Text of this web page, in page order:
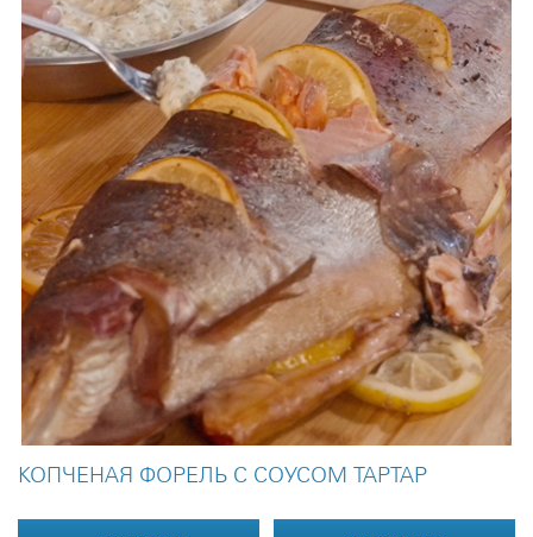
КОПЧЕНАЯ ФОРЕЛЬ С СОУСОМ ТАРТАР